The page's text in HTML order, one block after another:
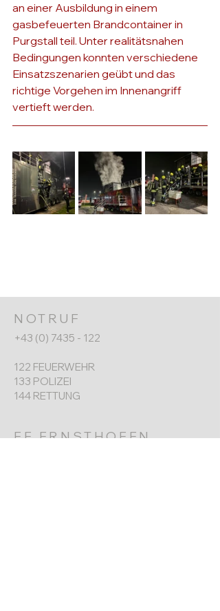
an einer Ausbildung in einem
gasbefeuerten Brandcontainer in
Purgstall teil. Unter realitätsnahen
Bedingungen konnten verschiedene
Einsatzszenarien geübt und das
richtige Vorgehen im Innenangriff
vertieft werden.
NOTRUF
+43 (0) 7435 - 122
122 FEUERWEHR
133 POLIZEI
144 RETTUNG
FF ERNSTHOFEN